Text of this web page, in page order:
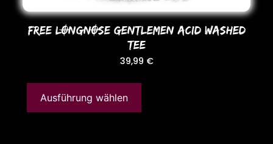
FREE LONGNOSE GENTLEMEN ACID WASHED
TEE
39,99 €
Ausführung wählen